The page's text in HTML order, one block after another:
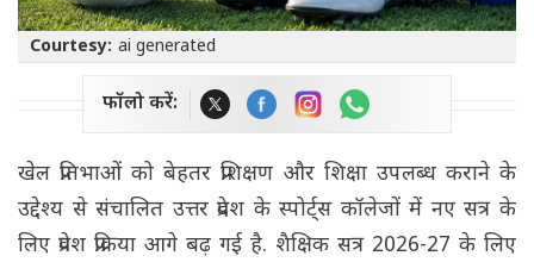
Courtesy: ai generated
फॉलो करें:
खेल प्रतिभाओं को बेहतर प्रशिक्षण और शिक्षा उपलब्ध कराने के
उद्देश्य से संचालित उत्तर प्रदेश के स्पोर्ट्स कॉलेजों में नए सत्र के
लिए प्रवेश प्रक्रिया आगे बढ़ गई है. शैक्षिक सत्र 2026-27 के लिए